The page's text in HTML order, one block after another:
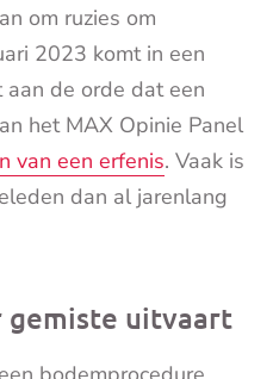
om ruzies om
2023 komt in een
de orde dat een
het MAX Opinie Panel
van een erfenis. Vaak is
dan al jarenlang
gemiste uitvaart